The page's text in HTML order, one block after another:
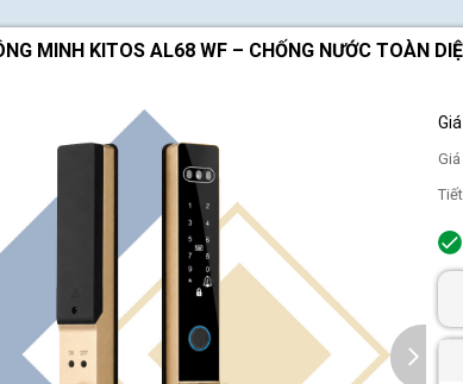
MINH KITOS AL68 WF – CHỐNG NƯỚC TOÀN